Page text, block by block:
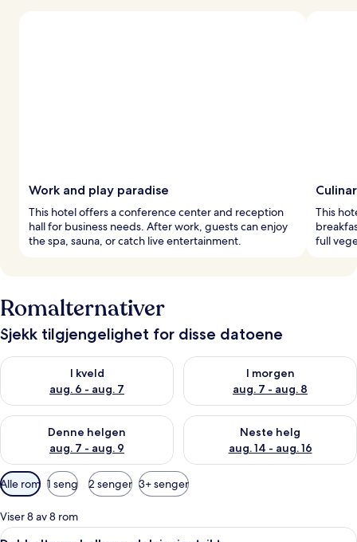
Work and play paradise
This hotel offers a conference center and reception
hall for business needs. After work, guests can enjoy
the spa, sauna, or catch live entertainment.
This
full
Romalternativer
Sjekk tilgjengelighet for disse datoene
I kveld
aug. 6 - aug. 7
Sjekk tilgjengelighet for i kveld, aug. 6 - aug. 7
I morgen
aug. 7 - aug. 8
Sjekk tilgjengelighet for i
Denne helgen
aug. 7 - aug. 9
Sjekk tilgjengelighet for denne helgen, aug. 7 - aug. 9
Neste helg
aug. 14 - aug. 16
Sjekk tilgjengelighet for neste
Tilgjengelige
filtre
for
rom
Alle rom 1 seng 2 senger 3+ senger
Viser 8 av 8 rom
Åpne
Dobbeltrom, balkong, delvis